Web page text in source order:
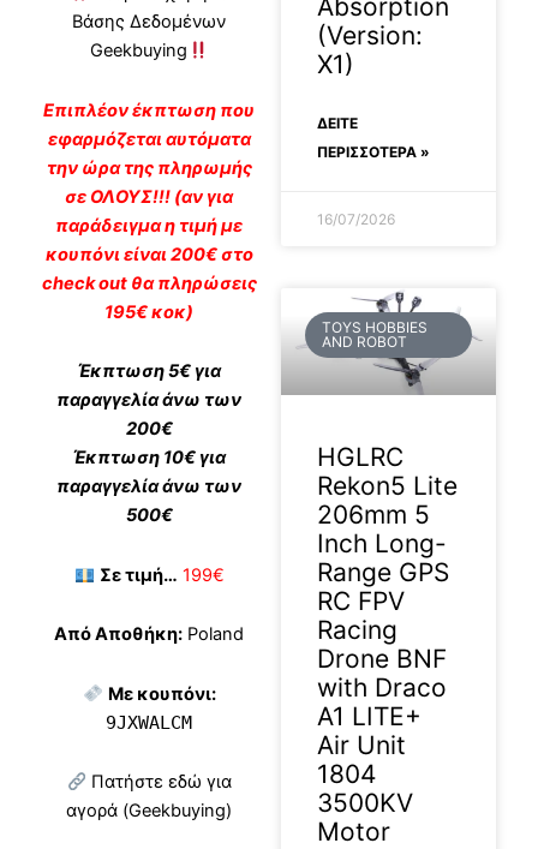
Βάσης Δεδομένων
Geekbuying
Eπιπλέον έκπτωση που
εφαρμόζεται αυτόματα
την ώρα της πληρωμής
σε ΟΛΟΥΣ!!! (αν για
παράδειγμα η τιμή με
κουπόνι είναι 200€ στο
check out θα πληρώσεις
195€ κοκ)
Έκπτωση 5€ για
παραγγελία άνω των
200€
Έκπτωση 10€ για
παραγγελία άνω των
500€
Σε τιμή… 199€
Από Αποθήκη: Poland
Με κουπόνι:
9JXWALCM
Πατήστε εδώ για
αγορά (Geekbuying)
Absorption
(Version:
X1)
ΔΕΊΤΕ
ΠΕΡΙΣΣΟΤΕΡΑ »
16/07/2026
TOYS HOBBIES
AND ROBOT
HGLRC
Rekon5 Lite
206mm 5
Inch Long-
Range GPS
RC FPV
Racing
Drone BNF
with Draco
A1 LITE+
Air Unit
1804
3500KV
Motor